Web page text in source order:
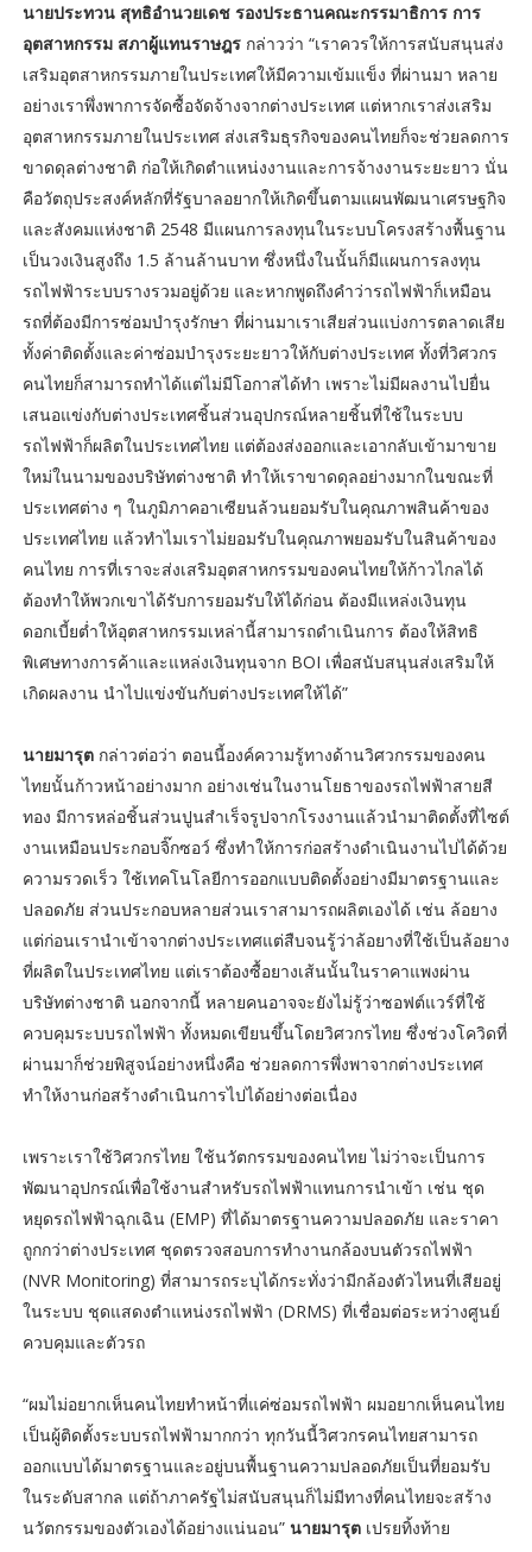
นายประทวน สุทธิอำนวยเดช รองประธานคณะกรรมาธิการ การ
อุตสาหกรรม สภาผู้แทนราษฎรกล่าวว่า “เราควรให้การสนับสนุนส่ง
เสริมอุตสาหกรรมภายในประเทศให้มีความเข้มแข็ง ที่ผ่านมา หลาย
อย่างเราพึ่งพาการจัดซื้อจัดจ้างจากต่างประเทศ แต่หากเราส่งเสริม
อุตสาหกรรมภายในประเทศ ส่งเสริมธุรกิจของคนไทยก็จะช่วยลดการ
ขาดดุลต่างชาติ ก่อให้เกิดตำแหน่งงานและการจ้างงานระยะยาว นั่น
คือวัตถุประสงค์หลักที่รัฐบาลอยากให้เกิดขึ้นตามแผนพัฒนาเศรษฐกิจ
และสังคมแห่งชาติ 2548 มีแผนการลงทุนในระบบโครงสร้างพื้นฐาน
เป็นวงเงินสูงถึง 1.5 ล้านล้านบาท ซึ่งหนึ่งในนั้นก็มีแผนการลงทุน
รถไฟฟ้าระบบรางรวมอยู่ด้วย และหากพูดถึงคำว่ารถไฟฟ้าก็เหมือน
รถที่ต้องมีการซ่อมบำรุงรักษา ที่ผ่านมาเราเสียส่วนแบ่งการตลาดเสีย
ทั้งค่าติดตั้งและค่าซ่อมบำรุงระยะยาวให้กับต่างประเทศ ทั้งที่วิศวกร
คนไทยก็สามารถทำได้แต่ไม่มีโอกาสได้ทำ เพราะไม่มีผลงานไปยื่น
เสนอแข่งกับต่างประเทศชิ้นส่วนอุปกรณ์หลายชิ้นที่ใช้ในระบบ
รถไฟฟ้าก็ผลิตในประเทศไทย แต่ต้องส่งออกและเอากลับเข้ามาขาย
ใหม่ในนามของบริษัทต่างชาติ ทำให้เราขาดดุลอย่างมากในขณะที่
ประเทศต่าง ๆ ในภูมิภาคอาเซียนล้วนยอมรับในคุณภาพสินค้าของ
ประเทศไทย แล้วทำไมเราไม่ยอมรับในคุณภาพยอมรับในสินค้าของ
คนไทย การที่เราจะส่งเสริมอุตสาหกรรมของคนไทยให้ก้าวไกลได้
ต้องทำให้พวกเขาได้รับการยอมรับให้ได้ก่อน ต้องมีแหล่งเงินทุน
ดอกเบี้ยต่ำให้อุตสาหกรรมเหล่านี้สามารถดำเนินการ ต้องให้สิทธิ
พิเศษทางการค้าและแหล่งเงินทุนจาก BOI เพื่อสนับสนุนส่งเสริมให้
เกิดผลงาน นำไปแข่งขันกับต่างประเทศให้ได้”
นายมารุตกล่าวต่อว่า ตอนนี้องค์ความรู้ทางด้านวิศวกรรมของคน
ไทยนั้นก้าวหน้าอย่างมาก อย่างเช่นในงานโยธาของรถไฟฟ้าสายสี
ทอง มีการหล่อชิ้นส่วนปูนสำเร็จรูปจากโรงงานแล้วนำมาติดตั้งที่ไซต์
งานเหมือนประกอบจิ๊กซอว์ ซึ่งทำให้การก่อสร้างดำเนินงานไปได้ด้วย
ความรวดเร็ว ใช้เทคโนโลยีการออกแบบติดตั้งอย่างมีมาตรฐานและ
ปลอดภัย ส่วนประกอบหลายส่วนเราสามารถผลิตเองได้ เช่น ล้อยาง
แต่ก่อนเรานำเข้าจากต่างประเทศแต่สืบจนรู้ว่าล้อยางที่ใช้เป็นล้อยาง
ที่ผลิตในประเทศไทย แต่เราต้องซื้อยางเส้นนั้นในราคาแพงผ่าน
บริษัทต่างชาติ นอกจากนี้ หลายคนอาจจะยังไม่รู้ว่าซอฟต์แวร์ที่ใช้
ควบคุมระบบรถไฟฟ้า ทั้งหมดเขียนขึ้นโดยวิศวกรไทย ซึ่งช่วงโควิดที่
ผ่านมาก็ช่วยพิสูจน์อย่างหนึ่งคือ ช่วยลดการพึ่งพาจากต่างประเทศ
ทำให้งานก่อสร้างดำเนินการไปได้อย่างต่อเนื่อง
เพราะเราใช้วิศวกรไทย ใช้นวัตกรรมของคนไทย ไม่ว่าจะเป็นการ
พัฒนาอุปกรณ์เพื่อใช้งานสำหรับรถไฟฟ้าแทนการนำเข้า เช่น ชุด
หยุดรถไฟฟ้าฉุกเฉิน (EMP) ที่ได้มาตรฐานความปลอดภัย และราคา
ถูกกว่าต่างประเทศ ชุดตรวจสอบการทำงานกล้องบนตัวรถไฟฟ้า
(NVR Monitoring) ที่สามารถระบุได้กระทั่งว่ามีกล้องตัวไหนที่เสียอยู่
ในระบบ ชุดแสดงตำแหน่งรถไฟฟ้า (DRMS) ที่เชื่อมต่อระหว่างศูนย์
ควบคุมและตัวรถ
“ผมไม่อยากเห็นคนไทยทำหน้าที่แค่ซ่อมรถไฟฟ้า ผมอยากเห็นคนไทย
เป็นผู้ติดตั้งระบบรถไฟฟ้ามากกว่า ทุกวันนี้วิศวกรคนไทยสามารถ
ออกแบบได้มาตรฐานและอยู่บนพื้นฐานความปลอดภัยเป็นที่ยอมรับ
ในระดับสากล แต่ถ้าภาครัฐไม่สนับสนุนก็ไม่มีทางที่คนไทยจะสร้าง
นวัตกรรมของตัวเองได้อย่างแน่นอน” นายมารุตเปรยทิ้งท้าย